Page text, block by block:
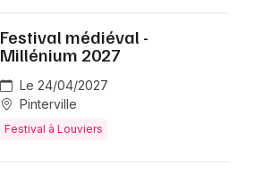
Festival médiéval -
Millénium 2027
Le 24/04/2027
Pinterville
Festival à Louviers